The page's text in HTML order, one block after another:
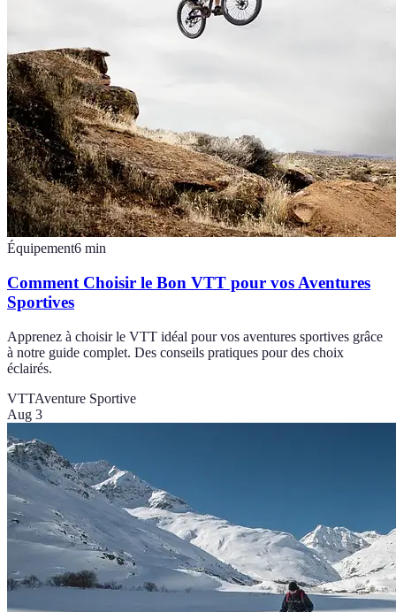
Équipement6 min
Comment Choisir le Bon VTT pour vos Aventures
Sportives
Apprenez à choisir le VTT idéal pour vos aventures sportives grâce
à notre guide complet. Des conseils pratiques pour des choix
éclairés.
VTTAventure Sportive
Aug 3